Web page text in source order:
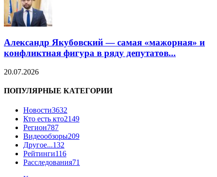
Александр Якубовский — самая «мажорная» и
конфликтная фигура в ряду депутатов...
20.07.2026
ПОПУЛЯРНЫЕ КАТЕГОРИИ
Новости3632
Кто есть кто2149
Регион787
Видеообзоры209
Другое...132
Рейтинги116
Расследования71